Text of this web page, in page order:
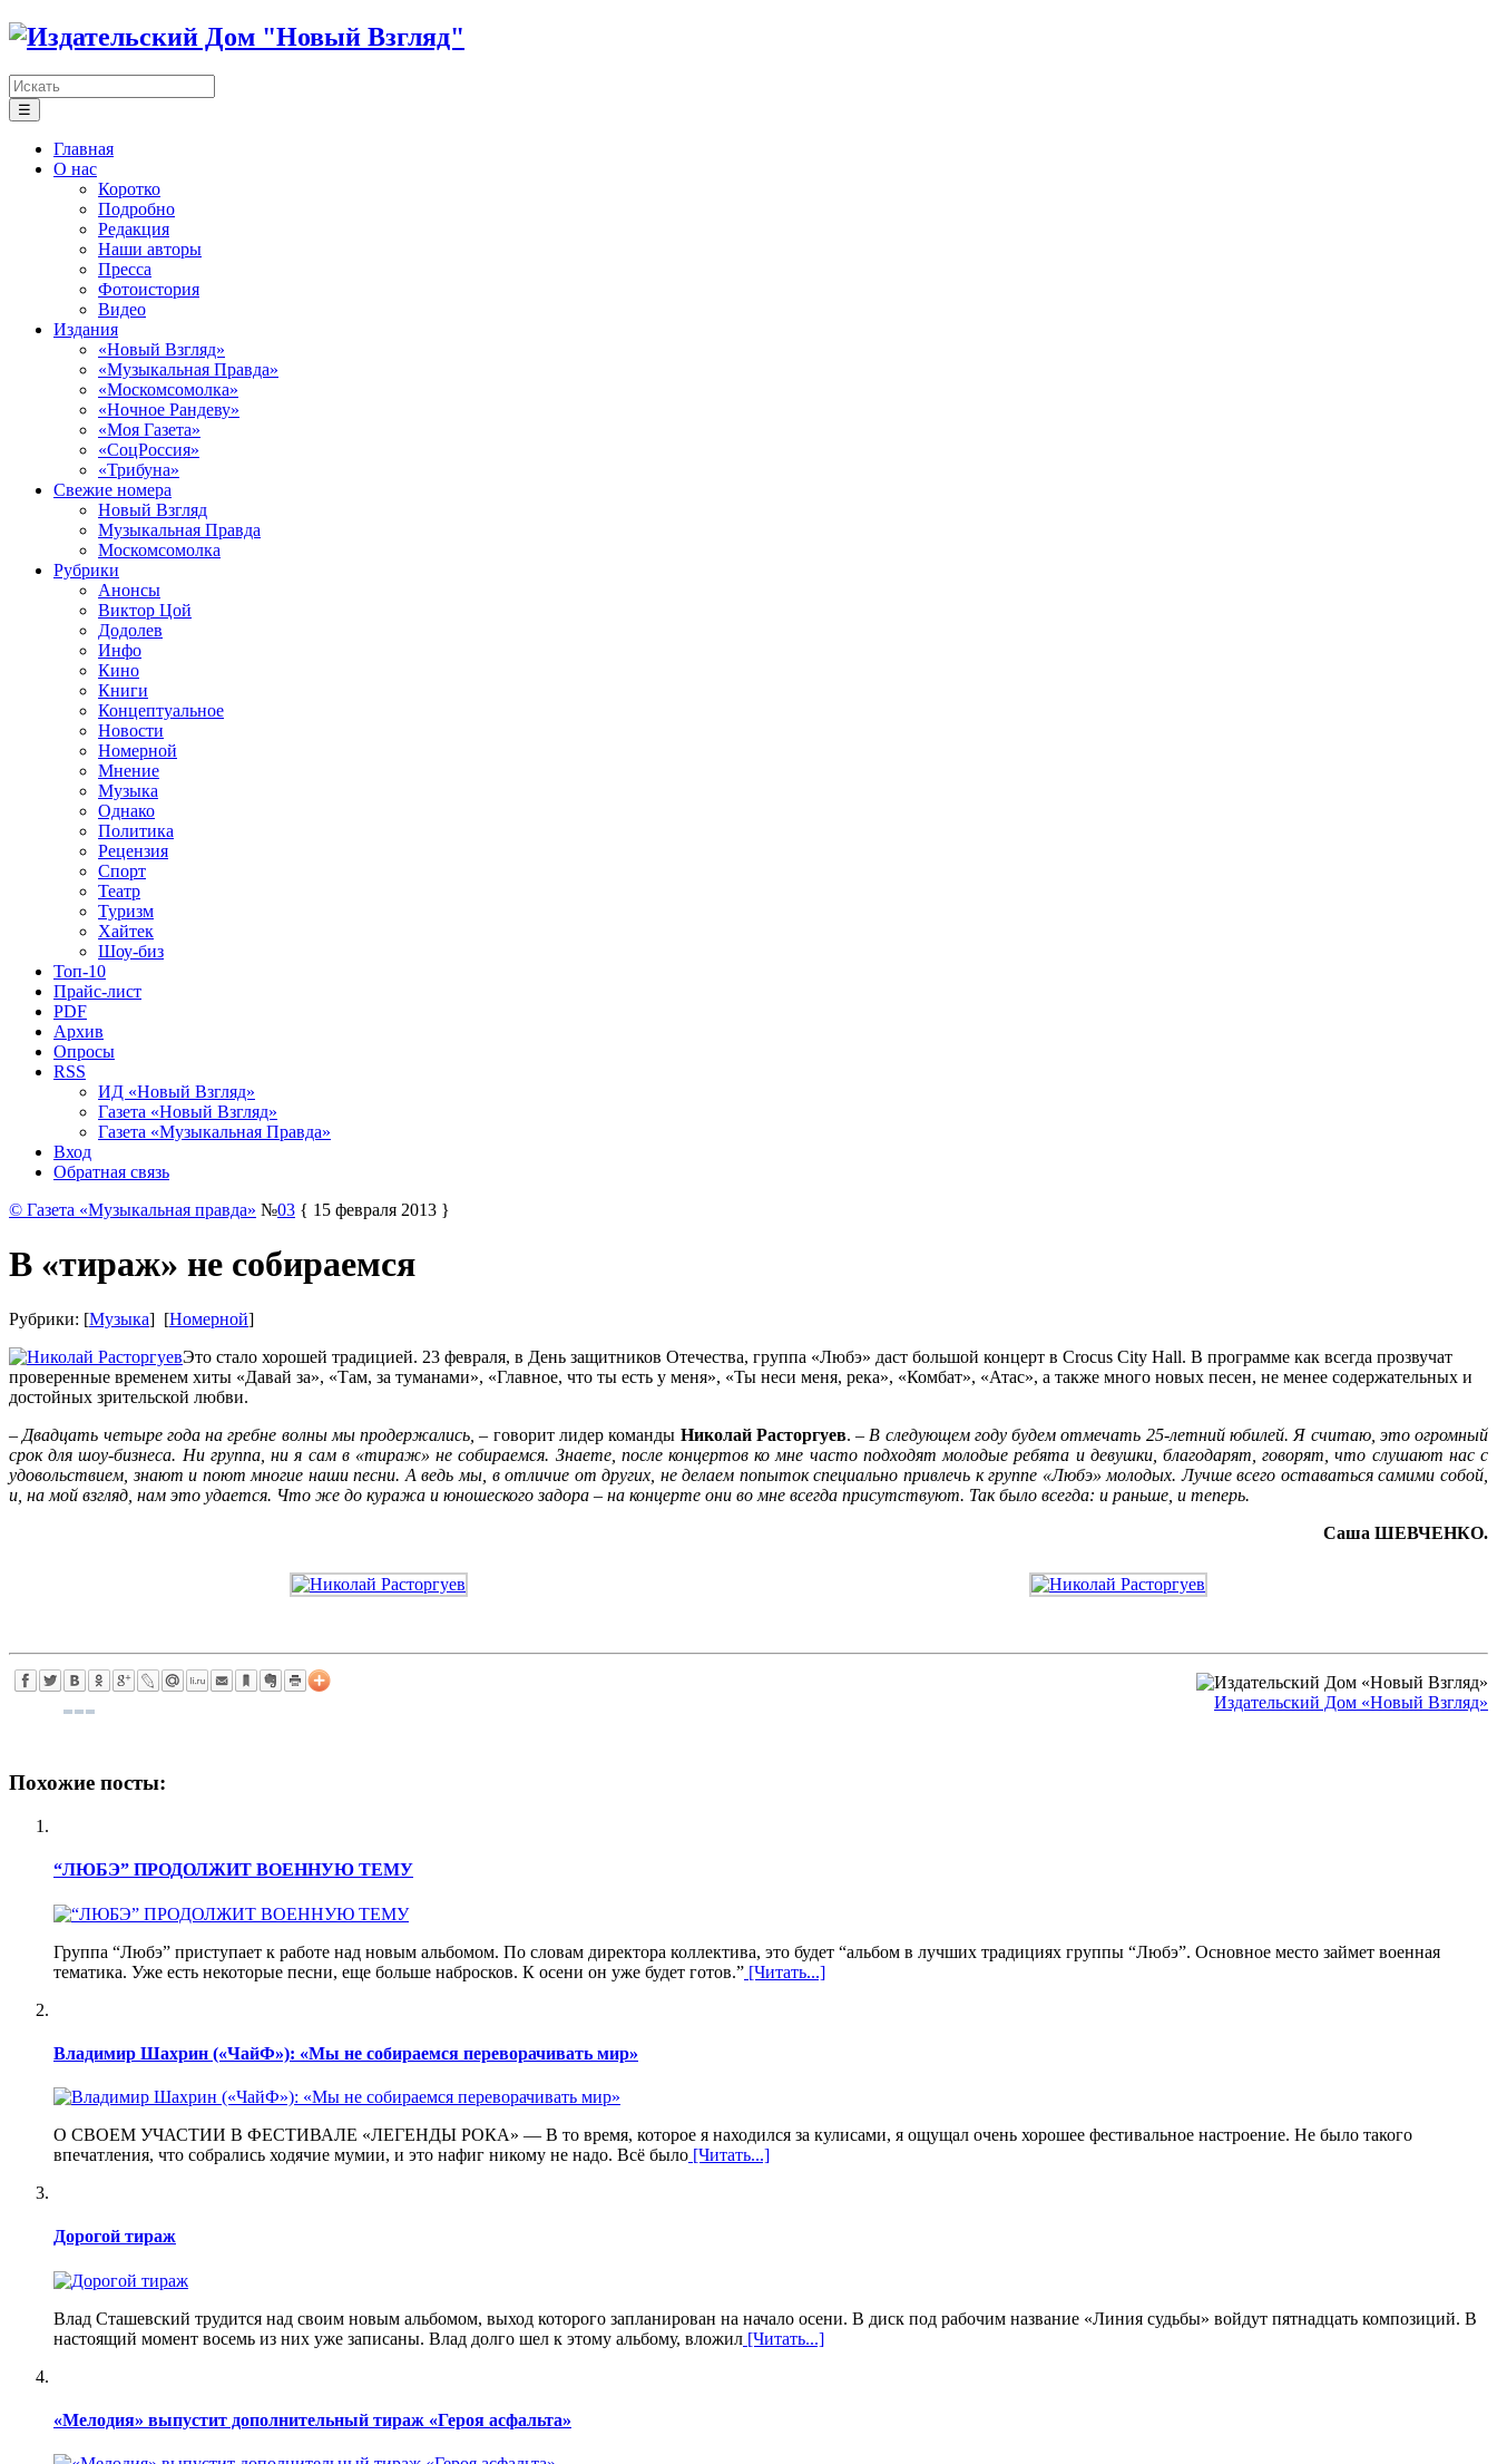
☰
Главная
О нас
Коротко
Подробно
Редакция
Наши авторы
Пресса
Фотоистория
Видео
Издания
«Новый Взгляд»
«Музыкальная Правда»
«Москомсомолка»
«Ночное Рандеву»
«Моя Газета»
«СоцРоссия»
«Трибуна»
Свежие номера
Новый Взгляд
Музыкальная Правда
Москомсомолка
Рубрики
Анонсы
Виктор Цой
Додолев
Инфо
Кино
Книги
Концептуальное
Новости
Номерной
Мнение
Музыка
Однако
Политика
Рецензия
Спорт
Театр
Туризм
Хайтек
Шоу-биз
Топ-10
Прайс-лист
PDF
Архив
Опросы
RSS
ИД «Новый Взгляд»
Газета «Новый Взгляд»
Газета «Музыкальная Правда»
Вход
Обратная связь
© Газета «Музыкальная правда» №03 { 15 февраля 2013 }
В «тираж» не собираемся
Рубрики: [Музыка] [Номерной]
Это стало хорошей традицией. 23 февраля, в День защитников Отечества, группа «Любэ» даст большой концерт в Crocus City Hall. В программе как всегда прозвучат
проверенные временем хиты «Давай за», «Там, за туманами», «Главное, что ты есть у меня», «Ты неси меня, река», «Комбат», «Атас», а также много новых песен, не менее содержательных и
достойных зрительской любви.
– Двадцать четыре года на гребне волны мы продержались, – говорит лидер команды Николай Расторгуев. – В следующем году будем отмечать 25-летний юбилей. Я считаю, это огромный
срок для шоу-бизнеса. Ни группа, ни я сам в «тираж» не собираемся. Знаете, после концертов ко мне часто подходят молодые ребята и девушки, благодарят, говорят, что слушают нас с
удовольствием, знают и поют многие наши песни. А ведь мы, в отличие от других, не делаем попыток специально привлечь к группе «Любэ» молодых. Лучше всего оставаться самими собой,
и, на мой взгляд, нам это удается. Что же до куража и юношеского задора – на концерте они во мне всегда присутствуют. Так было всегда: и раньше, и теперь.
Саша ШЕВЧЕНКО.
Издательский Дом «Новый Взгляд»
Похожие посты:
“ЛЮБЭ” ПРОДОЛЖИТ ВОЕННУЮ ТЕМУ
Группа “Любэ” приступает к работе над новым альбомом. По словам директора коллектива, это будет “альбом в лучших традициях группы “Любэ”. Основное место займет военная
тематика. Уже есть некоторые песни, еще больше набросков. К осени он уже будет готов.” [Читать...]
Владимир Шахрин («ЧайФ»): «Мы не собираемся переворачивать мир»
О СВОЕМ УЧАСТИИ В ФЕСТИВАЛЕ «ЛЕГЕНДЫ РОКА» — В то время, которое я находился за кулисами, я ощущал очень хорошее фестивальное настроение. Не было такого
впечатления, что собрались ходячие мумии, и это нафиг никому не надо. Всё было [Читать...]
Дорогой тираж
Влад Сташевский трудится над своим новым альбомом, выход которого запланирован на начало осени. В диск под рабочим название «Линия судьбы» войдут пятнадцать композиций. В
настоящий момент восемь из них уже записаны. Влад долго шел к этому альбому, вложил [Читать...]
«Мелодия» выпустит дополнительный тираж «Героя асфальта»